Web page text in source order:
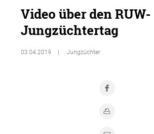
Video über den RUW-
Jungzüchtertag
03.04.2019 Jungzüchter